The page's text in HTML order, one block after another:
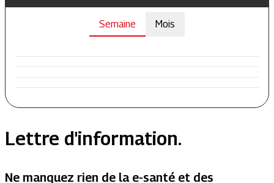
Semaine Mois
Lettre d'information.
Ne manquez rien de la e-santé et des